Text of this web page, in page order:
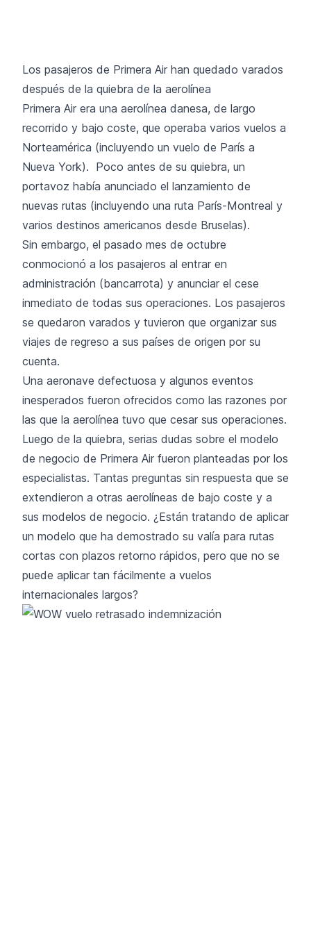
Los pasajeros de Primera Air han quedado varados
después de la quiebra de la aerolínea
Primera Air era una aerolínea danesa, de largo
recorrido y bajo coste, que operaba varios vuelos a
Norteamérica (incluyendo un vuelo de París a
Nueva York). Poco antes de su quiebra, un
portavoz había anunciado el lanzamiento de
nuevas rutas (incluyendo una ruta París-Montreal y
varios destinos americanos desde Bruselas).
Sin embargo, el pasado mes de octubre
conmocionó a los pasajeros al entrar en
administración (bancarrota) y anunciar el cese
inmediato de todas sus operaciones. Los pasajeros
se quedaron varados y tuvieron que organizar sus
viajes de regreso a sus países de origen por su
cuenta.
Una aeronave defectuosa y algunos eventos
inesperados fueron ofrecidos como las razones por
las que la aerolínea tuvo que cesar sus operaciones.
Luego de la quiebra, serias dudas sobre el modelo
de negocio de Primera Air fueron planteadas por los
especialistas. Tantas preguntas sin respuesta que se
extendieron a otras aerolíneas de bajo coste y a
sus modelos de negocio. ¿Están tratando de aplicar
un modelo que ha demostrado su valía para rutas
cortas con plazos retorno rápidos, pero que no se
puede aplicar tan fácilmente a vuelos
internacionales largos?